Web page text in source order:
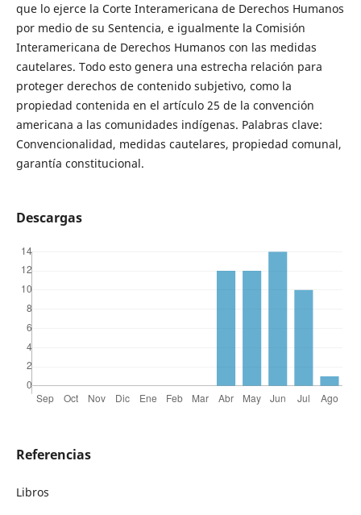
que lo ejerce la Corte Interamericana de Derechos Humanos
por medio de su Sentencia, e igualmente la Comisión
Interamericana de Derechos Humanos con las medidas
cautelares. Todo esto genera una estrecha relación para
proteger derechos de contenido subjetivo, como la
propiedad contenida en el artículo 25 de la convención
americana a las comunidades indígenas. Palabras clave:
Convencionalidad, medidas cautelares, propiedad comunal,
garantía constitucional.
Descargas
Referencias
Libros